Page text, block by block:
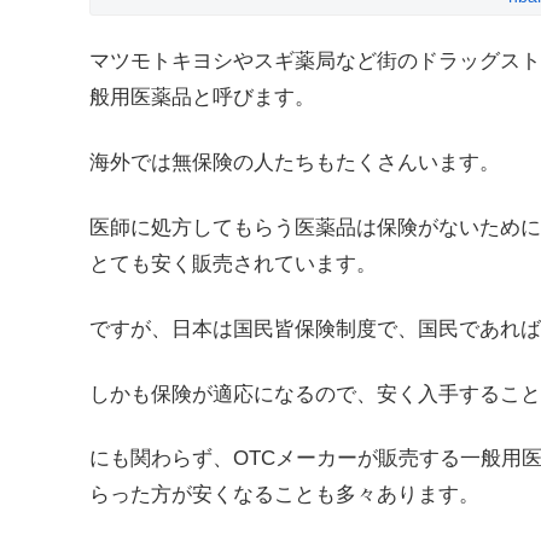
マツモトキヨシやスギ薬局など街のドラッグス
般用医薬品と呼びます。
海外では無保険の人たちもたくさんいます。
医師に処方してもらう医薬品は保険がないため
とても安く販売されています。
ですが、日本は国民皆保険制度で、国民であれ
しかも保険が適応になるので、安く入手するこ
にも関わらず、OTCメーカーが販売する一般用
らった方が安くなることも多々あります。